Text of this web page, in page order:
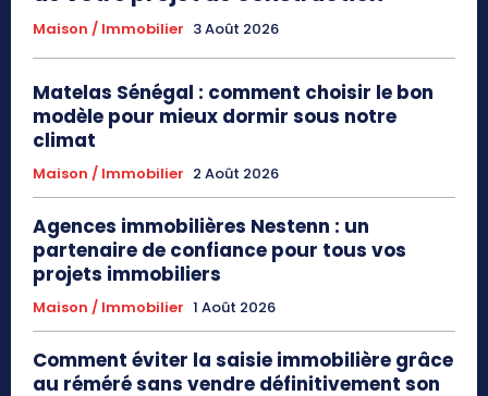
Maison / Immobilier 3 Août 2026
Matelas Sénégal : comment choisir le bon
modèle pour mieux dormir sous notre
climat
Maison / Immobilier 2 Août 2026
Agences immobilières Nestenn : un
partenaire de confiance pour tous vos
projets immobiliers
Maison / Immobilier 1 Août 2026
Comment éviter la saisie immobilière grâce
au réméré sans vendre définitivement son